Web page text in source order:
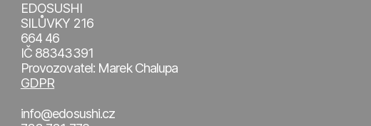
EDOSUSHI
SILŮVKY 216
664 46
IČ 88343391
Provozovatel: Marek Chalupa
GDPR
info@edosushi.cz